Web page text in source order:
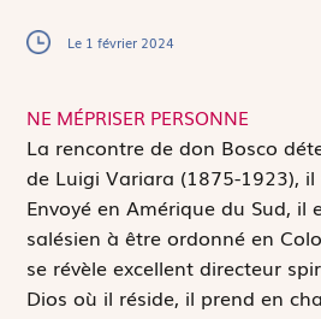
Le 1 février 2024
NE MÉPRISER PERSONNE
La rencontre de don Bosco
de Luigi Variara (1875-1923), il
Envoyé en Amérique du Sud, il
salésien à être ordonné en
se révèle excellent directeur
Dios où il réside, il prend en